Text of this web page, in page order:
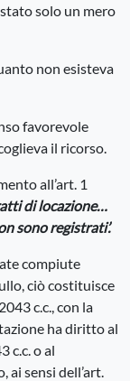
solo un mero
non esisteva
favorevole
il ricorso.
all’art. 1
di locazione…
sono registrati’.
compiute
ciò costituisce
c.c., con la
ha diritto al
c.c. o al
ai sensi dell’art.